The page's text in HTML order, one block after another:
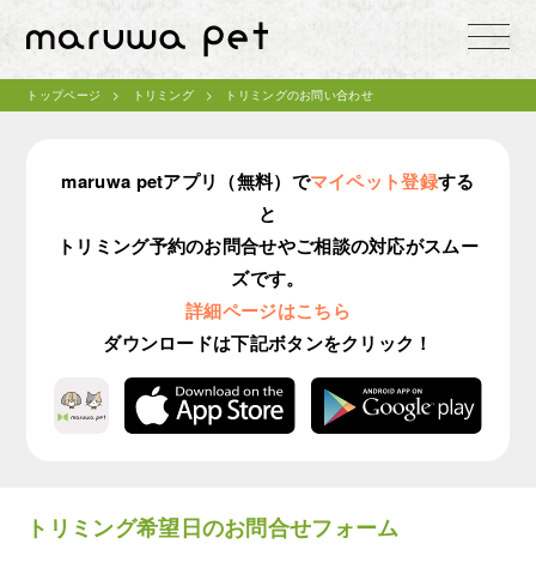
toggle
トップページ トリミング トリミングのお問い合わせ
maruwa petアプリ（無料）でマイペット登録する
と
トリミング予約のお問合せやご相談の対応がスムー
ズです。
詳細ページはこちら
ダウンロードは下記ボタンをクリック！
トリミング希望日のお問合せフォーム